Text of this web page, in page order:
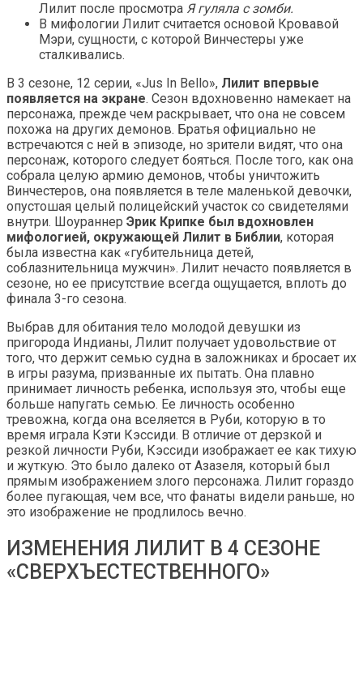
Лилит после просмотра Я гуляла с зомби.
В мифологии Лилит считается основой Кровавой
Мэри, сущности, с которой Винчестеры уже
сталкивались.
В 3 сезоне, 12 серии, «Jus In Bello», Лилит впервые
появляется на экране. Сезон вдохновенно намекает на
персонажа, прежде чем раскрывает, что она не совсем
похожа на других демонов. Братья официально не
встречаются с ней в эпизоде, но зрители видят, что она
персонаж, которого следует бояться. После того, как она
собрала целую армию демонов, чтобы уничтожить
Винчестеров, она появляется в теле маленькой девочки,
опустошая целый полицейский участок со свидетелями
внутри. Шоураннер Эрик Крипке был вдохновлен
мифологией, окружающей Лилит в Библии, которая
была известна как «губительница детей,
соблазнительница мужчин». Лилит нечасто появляется в
сезоне, но ее присутствие всегда ощущается, вплоть до
финала 3-го сезона.
Выбрав для обитания тело молодой девушки из
пригорода Индианы, Лилит получает удовольствие от
того, что держит семью судна в заложниках и бросает их
в игры разума, призванные их пытать. Она плавно
принимает личность ребенка, используя это, чтобы еще
больше напугать семью. Ее личность особенно
тревожна, когда она вселяется в Руби, которую в то
время играла Кэти Кэссиди. В отличие от дерзкой и
резкой личности Руби, Кэссиди изображает ее как тихую
и жуткую. Это было далеко от Азазеля, который был
прямым изображением злого персонажа. Лилит гораздо
более пугающая, чем все, что фанаты видели раньше, но
это изображение не продлилось вечно.
ИЗМЕНЕНИЯ ЛИЛИТ В 4 СЕЗОНЕ
«СВЕРХЪЕСТЕСТВЕННОГО»